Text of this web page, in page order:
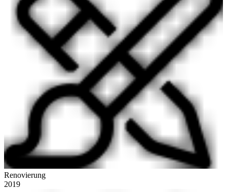
Renovierung
2019